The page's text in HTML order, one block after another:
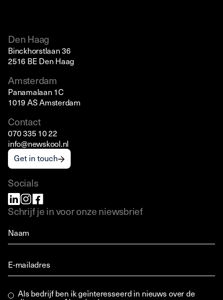
Den Haag
Binckhorstlaan 36
2516 BE Den Haag
Amsterdam
Panamalaan 1C
1019 AS Amsterdam
Contact
070 335 10 22
info@newskool.nl
Get in touch
Socials
Schrijf je in voor onze niewsbrief
Als bedrijf ben ik geïnteresseerd in nieuws over de